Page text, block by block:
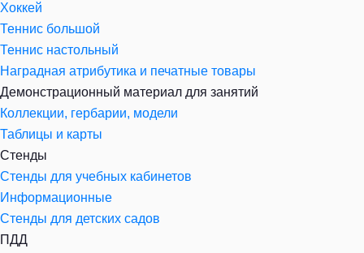
Хоккей
Теннис большой
Теннис настольный
Наградная атрибутика и печатные товары
Демонстрационный материал для занятий
Коллекции, гербарии, модели
Таблицы и карты
Стенды
Стенды для учебных кабинетов
Информационные
Стенды для детских садов
ПДД